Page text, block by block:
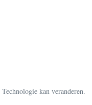
kan veranderen.